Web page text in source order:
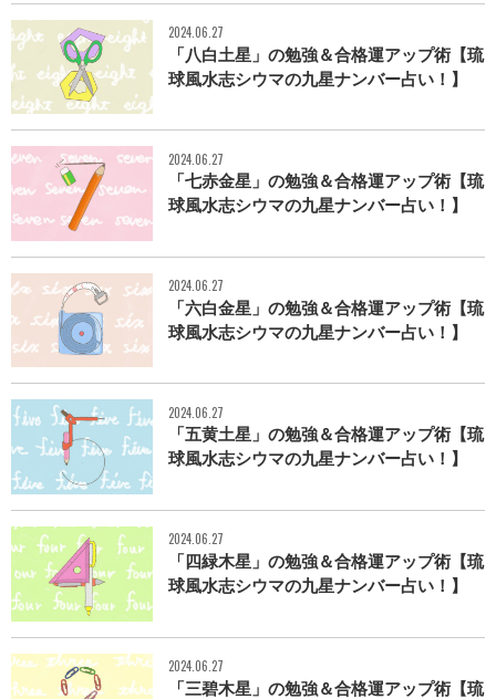
2024.06.27
「八白土星」の勉強＆合格運アップ術【琉
球風水志シウマの九星ナンバー占い！】
2024.06.27
「七赤金星」の勉強＆合格運アップ術【琉
球風水志シウマの九星ナンバー占い！】
2024.06.27
「六白金星」の勉強＆合格運アップ術【琉
球風水志シウマの九星ナンバー占い！】
2024.06.27
「五黄土星」の勉強＆合格運アップ術【琉
球風水志シウマの九星ナンバー占い！】
2024.06.27
「四緑木星」の勉強＆合格運アップ術【琉
球風水志シウマの九星ナンバー占い！】
2024.06.27
「三碧木星」の勉強＆合格運アップ術【琉